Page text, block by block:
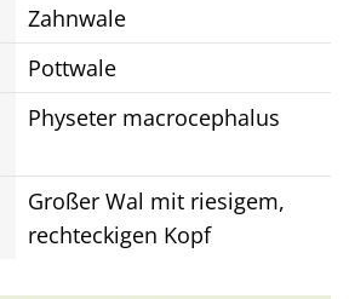
Zahnwale
Pottwale
Physeter macrocephalus
Großer Wal mit riesigem,
rechteckigen Kopf